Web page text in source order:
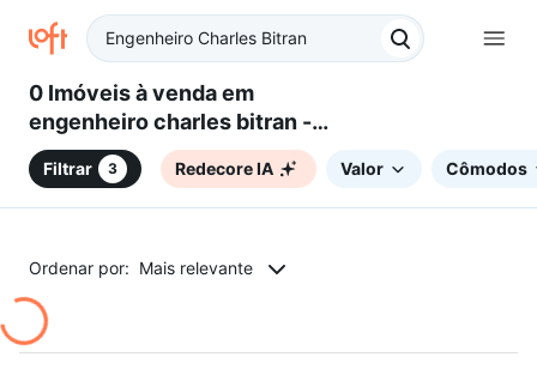
0 Imóveis à venda em
engenheiro charles bitran -
Jardim Camburi, Vitória, ES
Filtrar 3 Redecore IA Valor Cômodos
Ordenar por: Mais relevante